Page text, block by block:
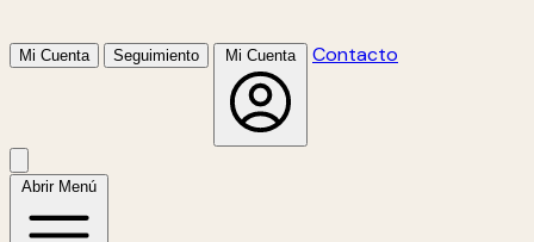
Mi Cuenta Seguimiento Mi Cuenta Contacto
Abrir Menú